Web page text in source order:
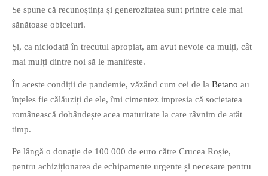
cinismul cu idealismul si
poezia cu umorul.
DESCARCĂ!
Se spune că recunoștința și generozitatea sunt printre cele mai
sănătoase obiceiuri.
Și, ca niciodată în trecutul apropiat, am avut nevoie ca mulți, cât
mai mulți dintre noi să le manifeste.
În aceste condiții de pandemie, văzând cum cei de la Betano au
înțeles fie călăuziți de ele, îmi cimentez impresia că societatea
românească dobândește acea maturitate la care râvnim de atât
timp.
Pe lângă o donație de 100 000 de euro către Crucea Roșie,
pentru achiziționarea de echipamente urgente și necesare pentru